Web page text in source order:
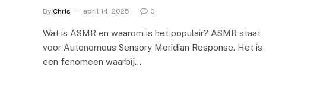
By Chris april 14, 2025 0
Wat is ASMR en waarom is het populair? ASMR staat
voor Autonomous Sensory Meridian Response. Het is
een fenomeen waarbij…